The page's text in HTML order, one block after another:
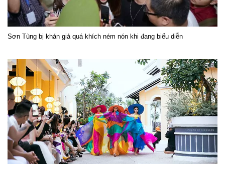
Sơn Tùng bị khán giả quá khích ném nón khi đang biểu diễn